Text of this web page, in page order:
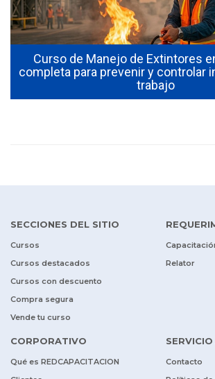
Curso de Manejo de Extintores
completa para prevenir y controlar
trabajo
SECCIONES DEL SITIO
Cursos
Cursos destacados
Cursos con descuento
Compra segura
Vende tu curso
Relator
CORPORATIVO
Qué es REDCAPACITACION
Contacto